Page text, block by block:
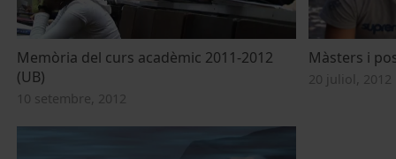
Memòria del curs acadèmic 2011-2012
(UB)
10 setembre, 2012
Màsters i
20 juliol, 2012